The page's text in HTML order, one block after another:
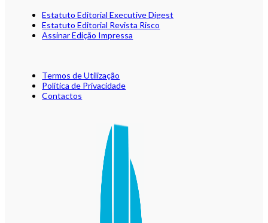
Estatuto Editorial Executive Digest
Estatuto Editorial Revista Risco
Assinar Edição Impressa
Termos de Utilização
Política de Privacidade
Contactos